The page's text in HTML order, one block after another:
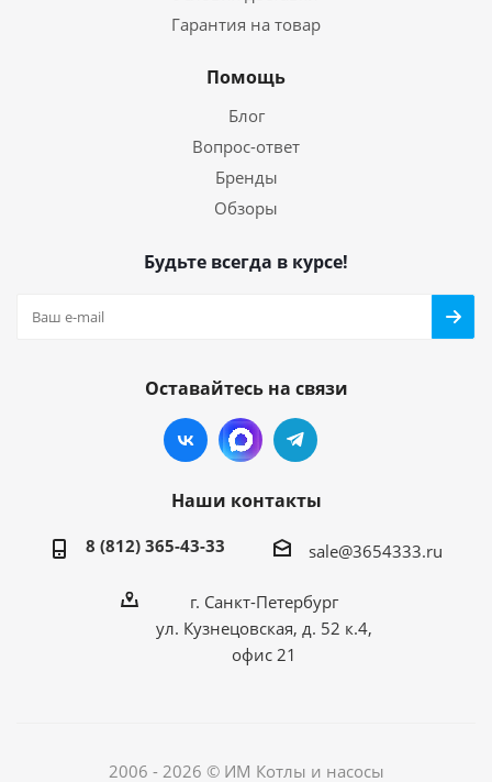
Гарантия на товар
Помощь
Блог
Вопрос-ответ
Бренды
Обзоры
Будьте всегда в курсе!
Оставайтесь на связи
Наши контакты
8 (812) 365-43-33 sale@3654333.ru
г. Санкт-Петербург
ул. Кузнецовская, д. 52 к.4,
офис 21
2006 - 2026 © ИМ Котлы и насосы